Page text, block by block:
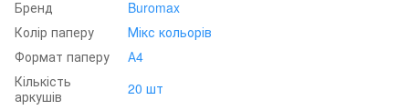
Бренд
Buromax
Колір паперу
Мікс кольорів
Формат паперу
А4
Кількість
аркушів
20 шт